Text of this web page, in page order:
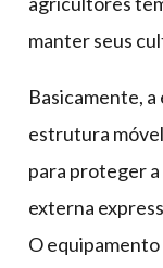
manter seus
Basicamente,
estrutura
para proteger
externa
O